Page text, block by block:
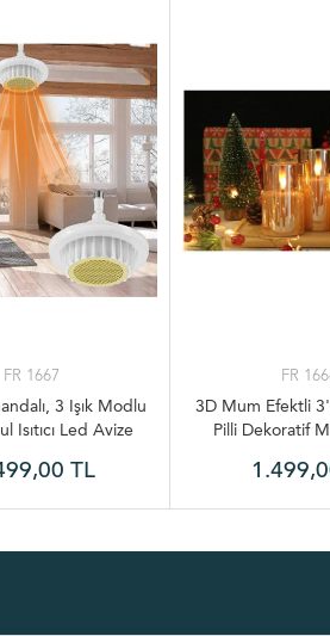
FR 1667
3 Işık Modlu
Isıtıcı Led Avize
AmpulTL
FR
3D Mum Efektli
Pilli Dekoratif
3'lü